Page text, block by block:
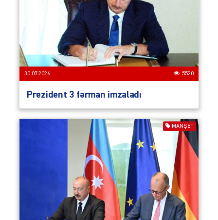
30.07.2026 5520
Prezident 3 fərman imzaladı
MANŞET